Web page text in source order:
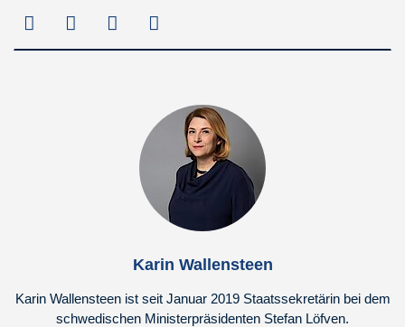
Karin Wallensteen
Karin Wallensteen ist seit Januar 2019 Staatssekretärin bei dem
schwedischen Ministerpräsidenten Stefan Löfven.